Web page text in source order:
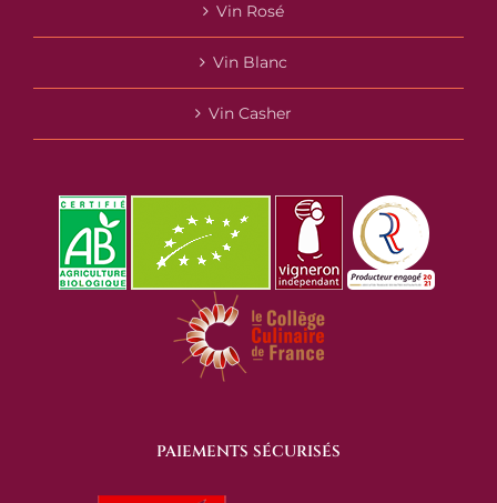
Vin Rosé
Vin Blanc
Vin Casher
PAIEMENTS SÉCURISÉS